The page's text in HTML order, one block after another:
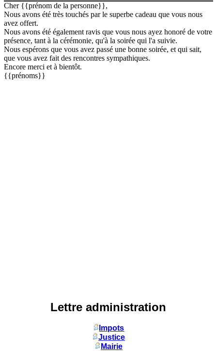
Cher {{prénom de la personne}},
Nous avons été très touchés par le superbe cadeau que vous nous
avez offert.
Nous avons été également ravis que vous nous ayez honoré de votre
présence, tant à la cérémonie, qu'à la soirée qui l'a suivie.
Nous espérons que vous avez passé une bonne soirée, et qui sait,
que vous avez fait des rencontres sympathiques.
Encore merci et à bientôt.
{{prénoms}}
Lettre administration
Impots
Justice
Mairie